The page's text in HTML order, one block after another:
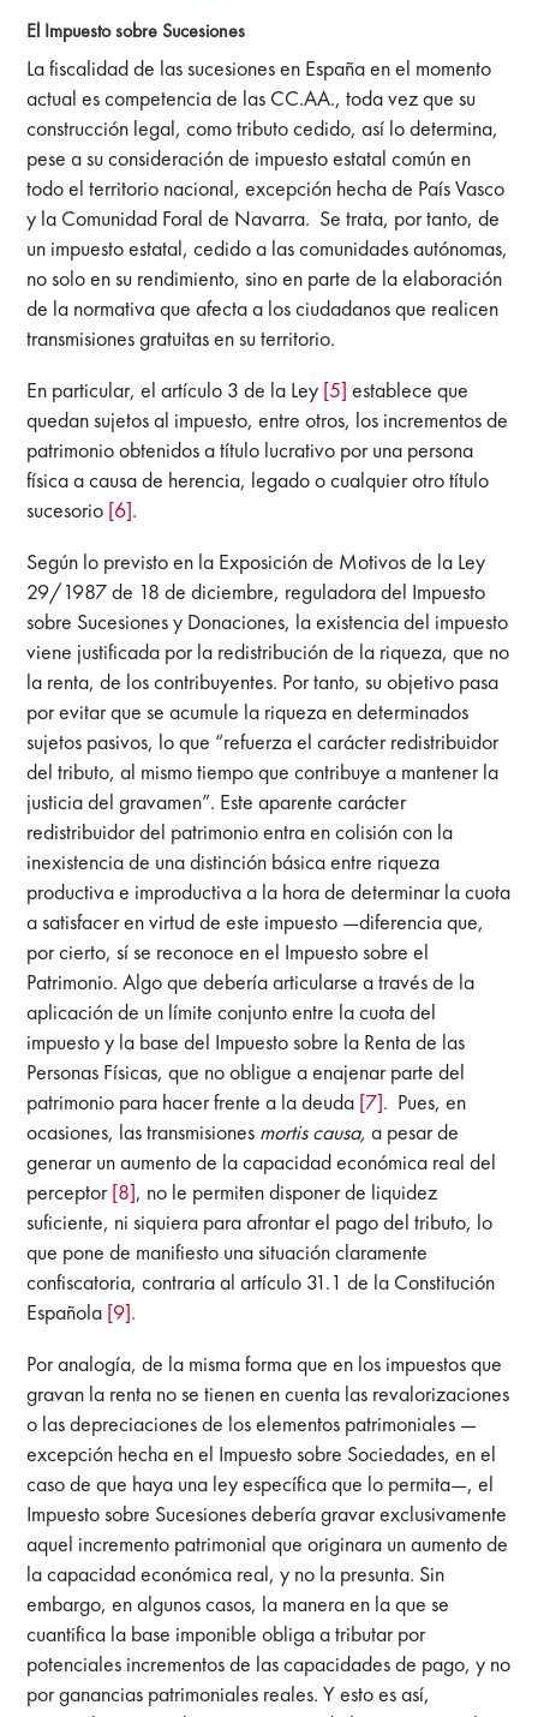
El Impuesto sobre Sucesiones
La fiscalidad de las sucesiones en España en el momento
actual es competencia de las CC.AA., toda vez que su
construcción legal, como tributo cedido, así lo determina,
pese a su consideración de impuesto estatal común en
todo el territorio nacional, excepción hecha de País Vasco
y la Comunidad Foral de Navarra. Se trata, por tanto, de
un impuesto estatal, cedido a las comunidades autónomas,
no solo en su rendimiento, sino en parte de la elaboración
de la normativa que afecta a los ciudadanos que realicen
transmisiones gratuitas en su territorio.
En particular, el artículo 3 de la Ley [5] establece que
quedan sujetos al impuesto, entre otros, los incrementos de
patrimonio obtenidos a título lucrativo por una persona
física a causa de herencia, legado o cualquier otro título
sucesorio [6].
Según lo previsto en la Exposición de Motivos de la Ley
29/1987 de 18 de diciembre, reguladora del Impuesto
sobre Sucesiones y Donaciones, la existencia del impuesto
viene justificada por la redistribución de la riqueza, que no
la renta, de los contribuyentes. Por tanto, su objetivo pasa
por evitar que se acumule la riqueza en determinados
sujetos pasivos, lo que “refuerza el carácter redistribuidor
del tributo, al mismo tiempo que contribuye a mantener la
justicia del gravamen”. Este aparente carácter
redistribuidor del patrimonio entra en colisión con la
inexistencia de una distinción básica entre riqueza
productiva e improductiva a la hora de determinar la cuota
a satisfacer en virtud de este impuesto —diferencia que,
por cierto, sí se reconoce en el Impuesto sobre el
Patrimonio. Algo que debería articularse a través de la
aplicación de un límite conjunto entre la cuota del
impuesto y la base del Impuesto sobre la Renta de las
Personas Físicas, que no obligue a enajenar parte del
patrimonio para hacer frente a la deuda [7]. Pues, en
ocasiones, las transmisiones mortis causa, a pesar de
generar un aumento de la capacidad económica real del
perceptor[8], no le permiten disponer de liquidez
suficiente, ni siquiera para afrontar el pago del tributo, lo
que pone de manifiesto una situación claramente
confiscatoria, contraria al artículo 31.1 de la Constitución
Española [9].
Por analogía, de la misma forma que en los impuestos que
gravan la renta no se tienen en cuenta las revalorizaciones
o las depreciaciones de los elementos patrimoniales —
excepción hecha en el Impuesto sobre Sociedades, en el
caso de que haya una ley específica que lo permita—, el
Impuesto sobre Sucesiones debería gravar exclusivamente
aquel incremento patrimonial que originara un aumento de
la capacidad económica real, y no la presunta. Sin
embargo, en algunos casos, la manera en la que se
cuantifica la base imponible obliga a tributar por
potenciales incrementos de las capacidades de pago, y no
por ganancias patrimoniales reales. Y esto es así,